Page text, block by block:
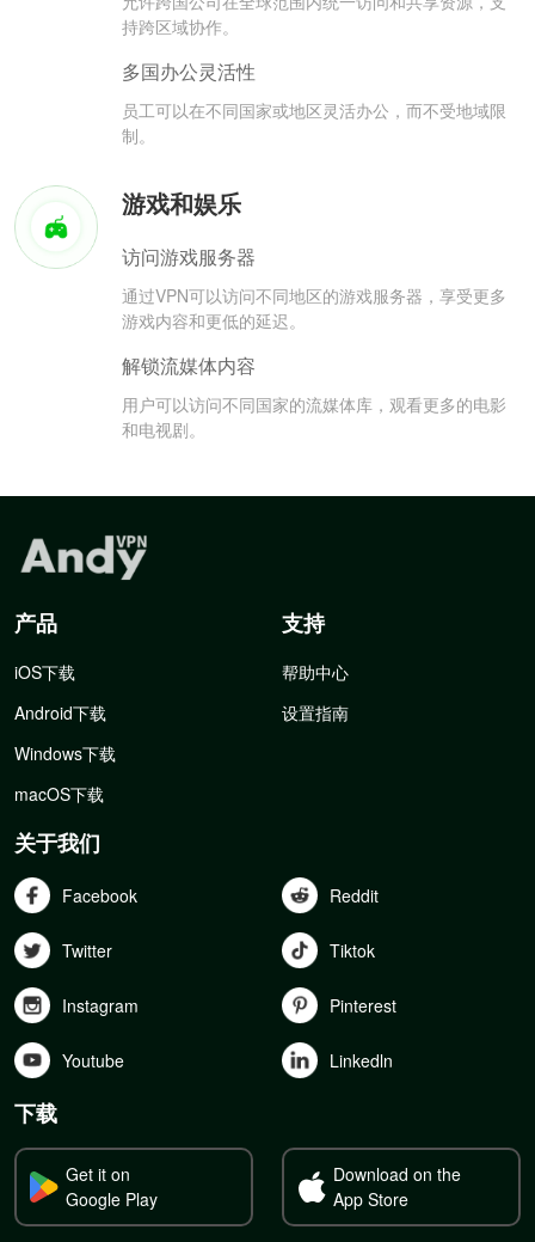
持跨区域协作。
多国办公灵活性
员工可以在不同国家或地区灵活办公，而不受地域限
制。
游戏和娱乐
访问游戏服务器
通过VPN可以访问不同地区的游戏服务器，享受更多
游戏内容和更低的延迟。
解锁流媒体内容
用户可以访问不同国家的流媒体库，观看更多的电影
和电视剧。
产品
iOS下载
Android下载
Windows下载
macOS下载
支持
帮助中心
设置指南
关于我们
Facebook Reddit
Twitter Tiktok
Instagram Pinterest
Youtube Linkedln
下载
Get it on
Google Play
Download on the
App Store